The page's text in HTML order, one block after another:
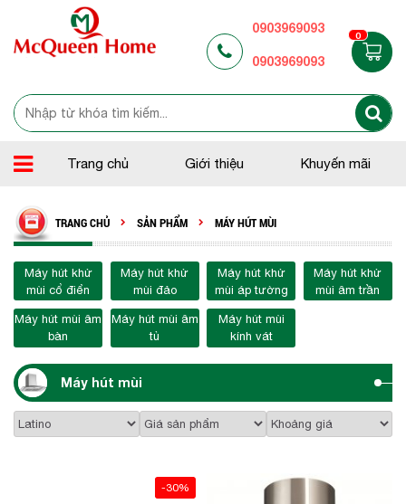
0903969093
0903969093
0
Trang chủ Giới thiệu Khuyến mãi
TRANG CHỦ SẢN PHẨM MÁY HÚT MÙI
Máy hút khử
mùi cổ điển
Máy hút khử
mùi đảo
Máy hút khử
mùi áp tường
Máy hút khử
mùi âm trần
Máy hút mùi âm
bàn
Máy hút mùi âm
tủ
Máy hút mùi
kính vát
Máy hút mùi
-30%